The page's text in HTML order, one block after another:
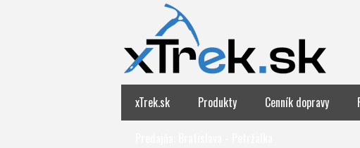
xTrek.sk Produkty Cenník dopravy